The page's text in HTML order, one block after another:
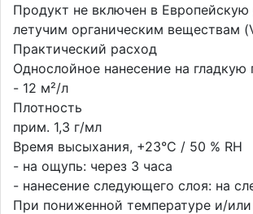
Продукт не включен в Европейскую
летучим органическим веществам
Практический расход
Однослойное нанесение на гладкую
- 12 м²/л
Плотность
прим. 1,3 г/мл
Время высыхания, +23°C / 50 % RH
- на ощупь: через 3 часа
- нанесение следующего слоя: на
При пониженной температуре и/